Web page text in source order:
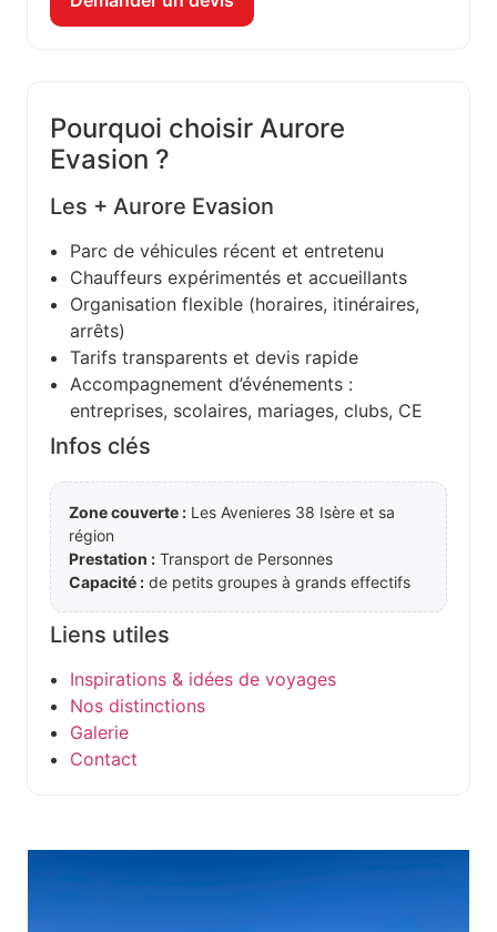
Pourquoi choisir Aurore
Evasion ?
Les + Aurore Evasion
Parc de véhicules récent et entretenu
Chauffeurs expérimentés et accueillants
Organisation flexible (horaires, itinéraires,
arrêts)
Tarifs transparents et devis rapide
Accompagnement d’événements :
entreprises, scolaires, mariages, clubs, CE
Infos clés
Zone couverte : Les Avenieres 38 Isère et sa
région
Prestation : Transport de Personnes
Capacité : de petits groupes à grands effectifs
Liens utiles
Inspirations & idées de voyages
Nos distinctions
Galerie
Contact